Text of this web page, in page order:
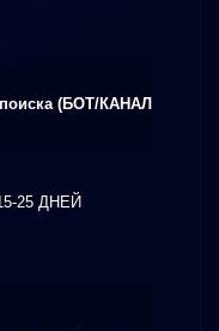
(БОТ/КАНАЛ)
25 ДНЕЙ